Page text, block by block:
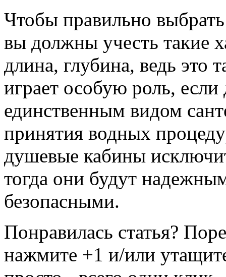
Чтобы правильно
вы должны учесть такие
длина, глубина, ведь это
играет особую роль, если
единственным видом
принятия водных
душевые кабины
тогда они будут
безопасными.
Понравилась статья?
нажмите +1 и/или